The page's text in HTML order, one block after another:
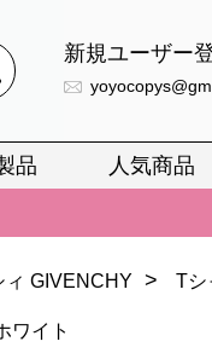
新規ユーザー
品 人気商品
スーパーコピー バッグ
ーコピーのみ取扱い。
ィ GIVENCHY > Tシ
ワイト